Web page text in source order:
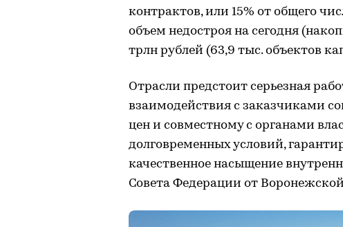
контрактов, или 15% от общего
объем недостроя на сегодня
трлн рублей (63,9 тыс. объектов
Отрасли предстоит серьезная
взаимодействия с заказчиками
цен и совместному с органами
долговременных условий,
качественное насыщение
Совета Федерации от